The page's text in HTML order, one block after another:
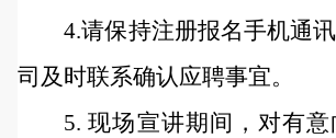
4.请保持注册报名手机通
司及时联系确认应聘事宜。
5. 现场宣讲期间，对有意